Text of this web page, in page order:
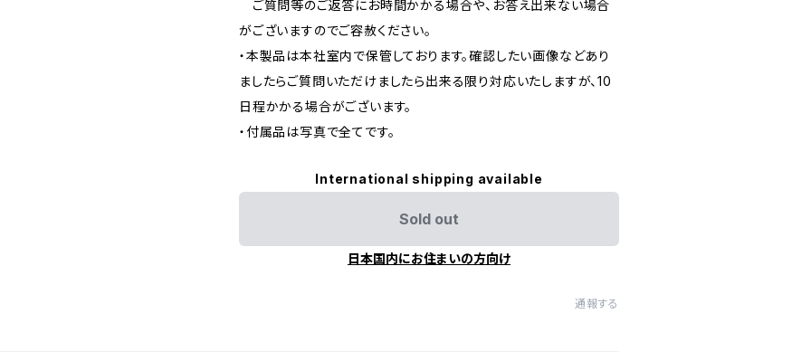
ご質問等のご返答にお時間かかる場合や、お答え出来ない場合
がございますのでご容赦ください。
・本製品は本社室内で保管しております。確認したい画像などあり
ましたらご質問いただけましたら出来る限り対応いたしますが、10
日程かかる場合がございます。
・付属品は写真で全てです。
International shipping available
Sold out
日本国内にお住まいの方向け
通報する